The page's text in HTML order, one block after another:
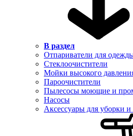
В раздел
Отпариватели для
Стеклоочистители
Мойки высокого
Пароочистители
Пылесосы моющие и
Насосы
Аксессуары для уборки